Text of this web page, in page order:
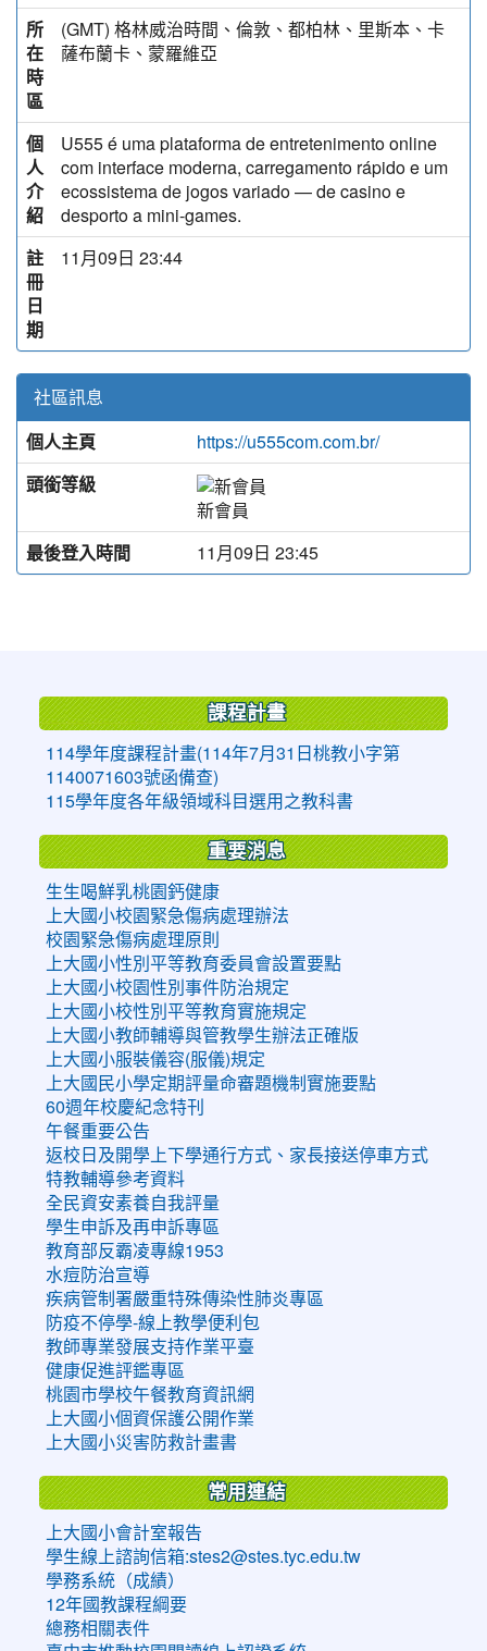
所
在
時
區
(GMT) 格林威治時間、倫敦、都柏林、里斯本、卡
薩布蘭卡、蒙羅維亞
個
人
介
紹
U555 é uma plataforma de entretenimento online
com interface moderna, carregamento rápido e um
ecossistema de jogos variado — de casino e
desporto a mini-games.
註
冊
日
期
11月09日 23:44
社區訊息
個人主頁
https://u555com.com.br/
頭銜等級
新會員
最後登入時間
11月09日 23:45
課程計畫
114學年度課程計畫(114年7月31日桃教小字第
1140071603號函備查)
115學年度各年級領域科目選用之教科書
重要消息
生生喝鮮乳桃園鈣健康
上大國小校園緊急傷病處理辦法
校園緊急傷病處理原則
上大國小性別平等教育委員會設置要點
上大國小校園性別事件防治規定
上大國小校性別平等教育實施規定
上大國小教師輔導與管教學生辦法正確版
上大國小服裝儀容(服儀)規定
上大國民小學定期評量命審題機制實施要點
60週年校慶紀念特刊
午餐重要公告
返校日及開學上下學通行方式、家長接送停車方式
特教輔導參考資料
全民資安素養自我評量
學生申訴及再申訴專區
教育部反霸凌專線1953
水痘防治宣導
疾病管制署嚴重特殊傳染性肺炎專區
防疫不停學-線上教學便利包
教師專業發展支持作業平臺
健康促進評鑑專區
桃園市學校午餐教育資訊網
上大國小個資保護公開作業
上大國小災害防救計畫書
常用連結
上大國小會計室報告
學生線上諮詢信箱:stes2@stes.tyc.edu.tw
學務系統（成績）
12年國教課程綱要
總務相關表件